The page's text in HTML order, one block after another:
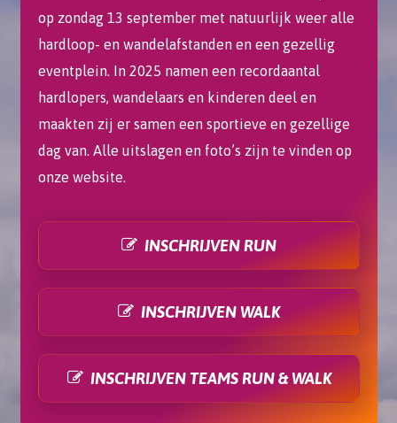
op zondag 13 september met natuurlijk weer alle
hardloop- en wandelafstanden en een gezellig
eventplein. In 2025 namen een recordaantal
hardlopers, wandelaars en kinderen deel en
maakten zij er samen een sportieve en gezellige
dag van. Alle uitslagen en foto’s zijn te vinden op
onze website.
INSCHRIJVEN RUN
INSCHRIJVEN WALK
INSCHRIJVEN TEAMS RUN & WALK